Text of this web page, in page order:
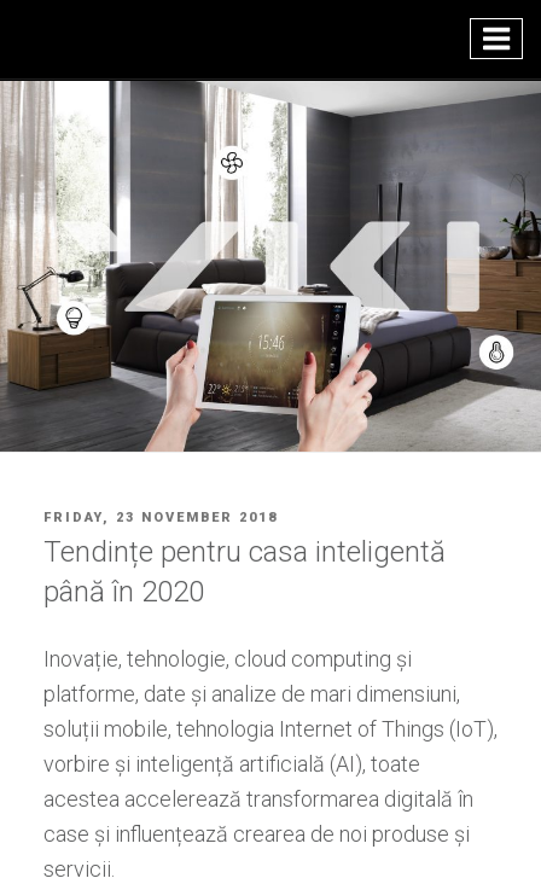
content
POSTED
ON
FRIDAY, 23 NOVEMBER 2018
Tendințe pentru casa inteligentă
până în 2020
Inovație, tehnologie, cloud computing și
platforme, date și analize de mari dimensiuni,
soluții mobile, tehnologia Internet of Things (IoT),
vorbire și inteligență artificială (AI), toate
acestea accelerează transformarea digitală în
case și influențează crearea de noi produse și
servicii.